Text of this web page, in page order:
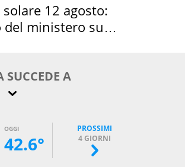
solare 12 agosto:
del ministero su